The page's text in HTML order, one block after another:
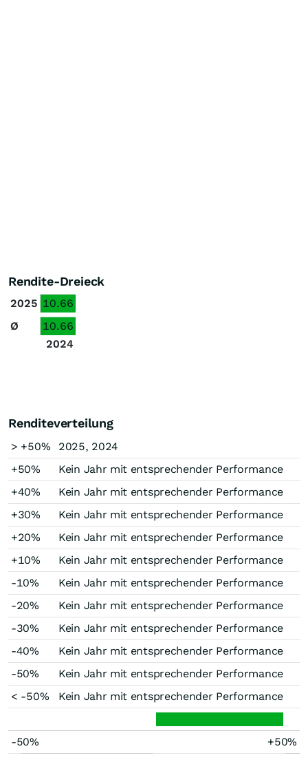
Rendite-Dreieck
2025 10.66
Ø
10.66
2024
Renditeverteilung
> +50%
2025, 2024
+50%
Kein Jahr mit entsprechender Performance
+40%
Kein Jahr mit entsprechender Performance
+30%
Kein Jahr mit entsprechender Performance
+20%
Kein Jahr mit entsprechender Performance
+10%
Kein Jahr mit entsprechender Performance
-10%
Kein Jahr mit entsprechender Performance
-20%
Kein Jahr mit entsprechender Performance
-30%
Kein Jahr mit entsprechender Performance
-40%
Kein Jahr mit entsprechender Performance
-50%
Kein Jahr mit entsprechender Performance
< -50%
Kein Jahr mit entsprechender Performance
-50% +50%